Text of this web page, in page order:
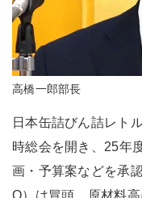
高橋一郎部長
日本缶詰びん詰レト
時総会を開き、25年
画・予算案などを承
O）は冒頭、原材料